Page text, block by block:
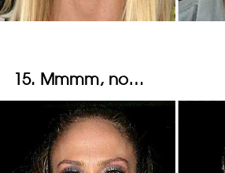
15. Mmmm, no…